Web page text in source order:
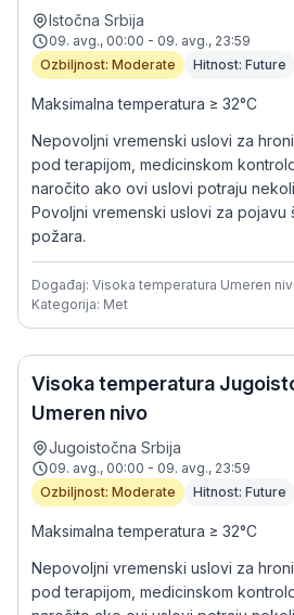
Istočna Srbija
09. avg., 00:00 - 09. avg., 23:59
Ozbiljnost: Moderate
Hitnost: Future
Maksimalna temperatura ≥ 32°C
Nepovoljni vremenski uslovi za
pod terapijom, medicinskom
naročito ako ovi uslovi potraju
Povoljni vremenski uslovi za pojavu
požara.
Događaj: Visoka temperatura Umeren
Kategorija: Met
Visoka temperatura
Umeren nivo
Jugoistočna Srbija
09. avg., 00:00 - 09. avg., 23:59
Ozbiljnost: Moderate
Hitnost: Future
Maksimalna temperatura ≥ 32°C
Nepovoljni vremenski uslovi za
pod terapijom, medicinskom